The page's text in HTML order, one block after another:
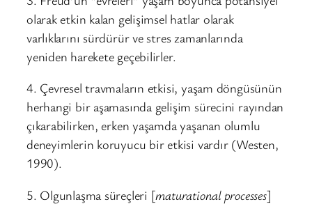
olarak etkin kalan gelişimsel hatlar olarak
varlıklarını sürdürür ve stres zamanlarında
yeniden harekete geçebilirler.
4. Çevresel travmaların etkisi, yaşam döngüsünün
herhangi bir aşamasında gelişim sürecini rayından
çıkarabilirken, erken yaşamda yaşanan olumlu
deneyimlerin koruyucu bir etkisi vardır (Westen,
1990).
5. Olgunlaşma süreçleri [maturational processes]